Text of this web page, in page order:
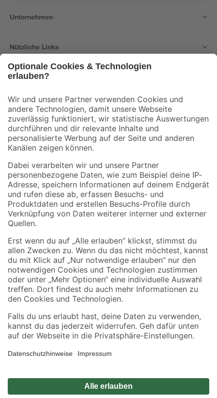
Unternehmen
Nützliche Links
Der toom Newsletter: Keine Angebote und Aktionen mehr verpassen!
Zur Newsletter Anmeldung
Folge uns
Zahlungsarten Versandarten
Sicher einkaufen
Jetzt die toom-App herunterladen
Alle Preisangaben in EUR inkl. gesetzl. MwSt.. Die dargestellten Angebote sind unter
Umständen nicht in allen Märkten verfügbar. Die angegebenen Verfügbarkeiten beziehen
Produkte nur solange der Vorrat reicht.
*Paketversand ab 59 € versandkostenfrei, gilt nicht für Artikel mit Speditionsversand, hier
Privatsphäre Impressum
Nutzungsbedingungen
Widerrufsrecht Vertrag widerrufen